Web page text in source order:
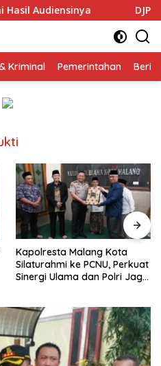
DJP Jawa Timur Gandeng
Kriminal Pemerintahan
Kapolresta Malang Kota
Silaturahmi ke PCNU, Perkuat
Sinergi Ulama dan Polri Jaga